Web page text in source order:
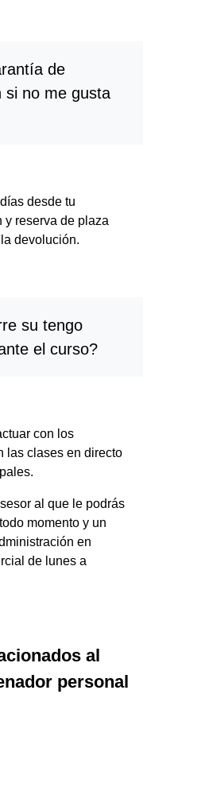
de
si no me gusta
desde tu
y reserva de plaza
devolución.
su tengo
el curso?
con los
las clases en directo
al que le podrás
momento y un
en
de lunes a
al
personal